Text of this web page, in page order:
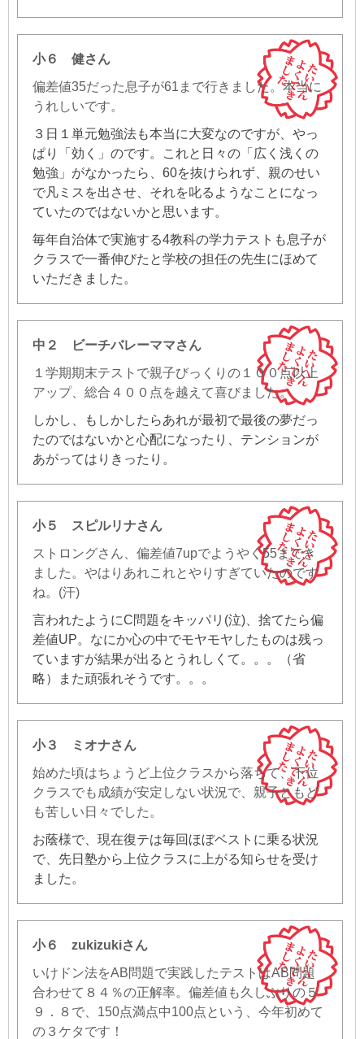
小６ 健さん
偏差値35だった息子が61まで行きました。本当に
うれしいです。
３日１単元勉強法も本当に大変なのですが、やっ
ぱり「効く」のです。これと日々の「広く浅くの
勉強」がなかったら、60を抜けられず、親のせい
で凡ミスを出させ、それを叱るようなことになっ
ていたのではないかと思います。
毎年自治体で実施する4教科の学力テストも息子が
クラスで一番伸びたと学校の担任の先生にほめて
いただきました。
中２ ビーチバレーママさん
１学期期末テストで親子びっくりの１００点以上
アップ、総合４００点を越えて喜びました。
しかし、もしかしたらあれが最初で最後の夢だっ
たのではないかと心配になったり、テンションが
あがってはりきったり。
小５ スピルリナさん
ストロングさん、偏差値7upでようやく55までき
ました。やはりあれこれとやりすぎていたのです
ね。(汗)
言われたようにC問題をキッパリ(泣)、捨てたら偏
差値UP。なにか心の中でモヤモヤしたものは残っ
ていますが結果が出るとうれしくて。。。（省
略）また頑張れそうです。。。
小３ ミオナさん
始めた頃はちょうど上位クラスから落ちて、下位
クラスでも成績が安定しない状況で、親子ともど
も苦しい日々でした。
お蔭様で、現在復テは毎回ほぼベストに乗る状況
で、先日塾から上位クラスに上がる知らせを受け
ました。
小６ zukizukiさん
いけドン法をAB問題で実践したテストはAB問題
合わせて８４％の正解率。偏差値も久しぶりの５
９．８で、150点満点中100点という、今年初めて
の３ケタです！